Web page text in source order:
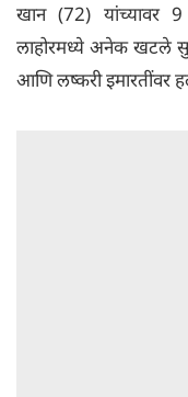
खान (72) यांच्यावर 9
लाहोरमध्ये अनेक खटले
आणि लष्करी इमारतींवर